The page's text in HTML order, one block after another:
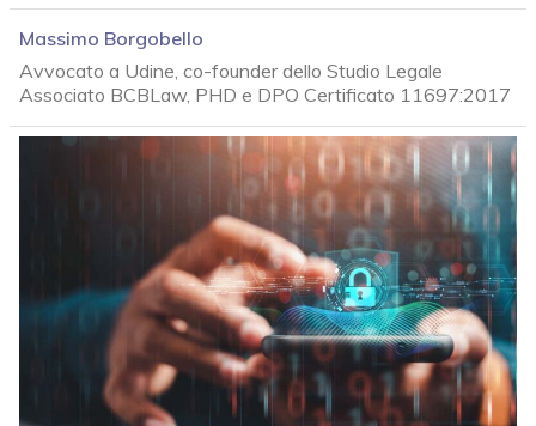
Massimo Borgobello
Avvocato a Udine, co-founder dello Studio Legale
Associato BCBLaw, PHD e DPO Certificato 11697:2017